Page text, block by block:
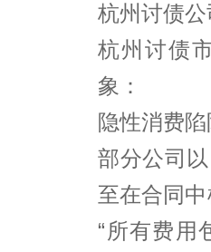
杭州讨债公
杭州讨债
象：
隐性消费陷
部分公司以
至在合同
“所有费用